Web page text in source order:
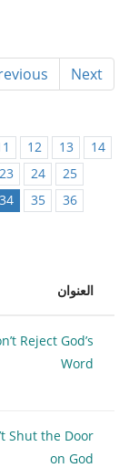
Next
12 13
14
23 24
25
34 35
36
العنوان
Reject God’s
Word
Shut the Door
on God